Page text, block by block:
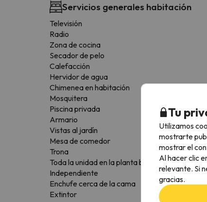
Servicios generales habitación
Televisión
Radio
Zona de cocina
Secador de pelo
Calefacción
Hervidor de agua
Chimenea en habitación
Mosquitera
Piscina privada
Armario
Vistas al jardín
Mesa de comedor
Trona
Toda la unidad en la planta baja
Independiente
Enchufe cerca de la cama
Extintor
Tu
Utilizamos
mostrarte
mostrar el
Al hacer clic
relevante. Si
gracias.